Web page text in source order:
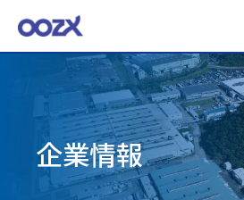
企業情報